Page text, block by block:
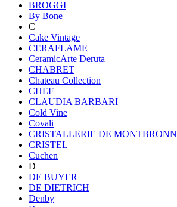
BROGGI
By Bone
C
Cake Vintage
CERAFLAME
CeramicArte Deruta
CHABRET
Chateau Collection
CHEF
CLAUDIA BARBARI
Cold Vine
Covali
CRISTALLERIE DE MONTBRONN
CRISTEL
Cuchen
D
DE BUYER
DE DIETRICH
Denby